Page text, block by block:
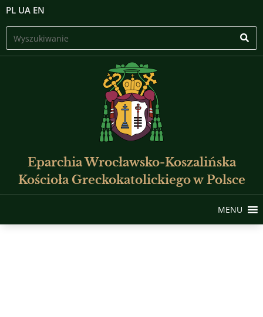
PL UA EN
Eparchia Wrocławsko-Koszalińska
Kościoła Greckokatolickiego w Polsce
MENU